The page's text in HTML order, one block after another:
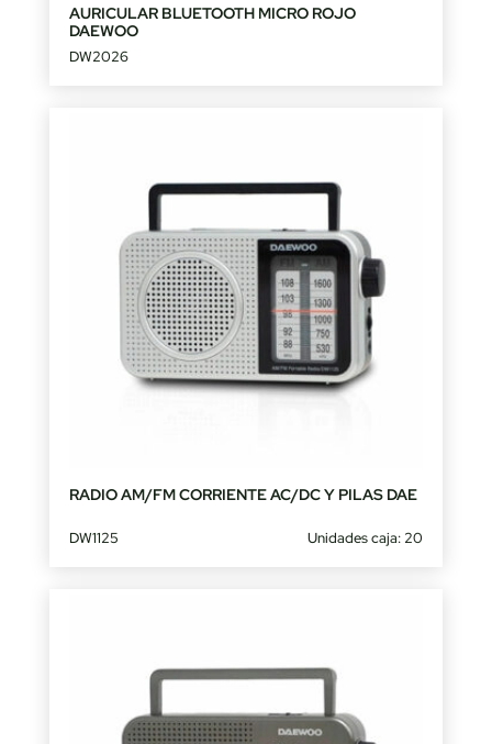
AURICULAR BLUETOOTH MICRO ROJO
DAEWOO
DW2026
RADIO AM/FM CORRIENTE AC/DC Y PILAS DAE
DW1125 Unidades caja: 20